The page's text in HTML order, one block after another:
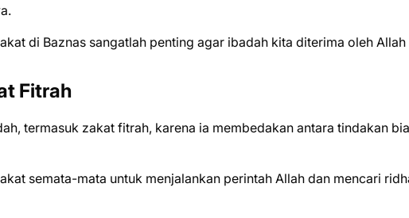
di Baznas sangatlah penting agar ibadah kita diterima oleh Allah
Fitrah
termasuk zakat fitrah, karena ia membedakan antara tindakan
semata-mata untuk menjalankan perintah Allah dan mencari